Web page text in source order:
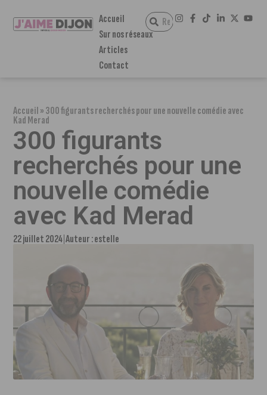
Accueil
Sur nos réseaux
Articles
Contact
Accueil»300 figurants recherchés pour une nouvelle comédie avec
Kad Merad
300 figurants
recherchés pour une
nouvelle comédie
avec Kad Merad
22 juillet 2024 Auteur :estelle